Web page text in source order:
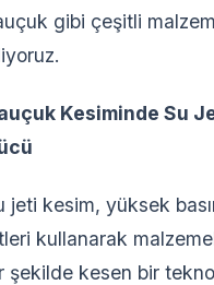
gibi çeşitli
Kesiminde Su
jeti kesim, yüksek
kullanarak
şekilde kesen bir